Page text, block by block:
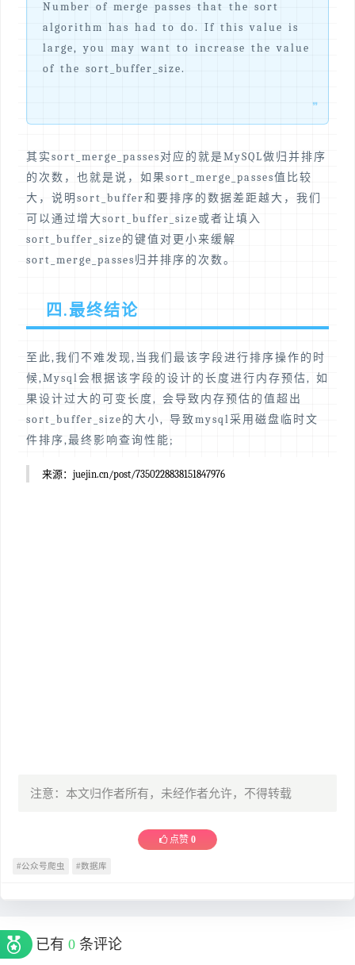
Number of merge passes that the sort
algorithm has had to do. If this value is
large, you may want to increase the value
of the sort_buffer_size.
❞
其实sort_merge_passes对应的就是MySQL做归并排序
的次数，也就是说，如果sort_merge_passes值比较
大，说明sort_buffer和要排序的数据差距越大，我们
可以通过增大sort_buffer_size或者让填入
sort_buffer_size的键值对更小来缓解
sort_merge_passes归并排序的次数。
四.最终结论
至此,我们不难发现,当我们最该字段进行排序操作的时
候,Mysql会根据该字段的设计的长度进行内存预估, 如
果设计过大的可变长度, 会导致内存预估的值超出
sort_buffer_size的大小, 导致mysql采用磁盘临时文
件排序,最终影响查询性能;
来源：juejin.cn/post/7350228838151847976
注意：本文归作者所有，未经作者允许，不得转载
点赞 0
#公众号爬虫 #数据库
已有 0 条评论